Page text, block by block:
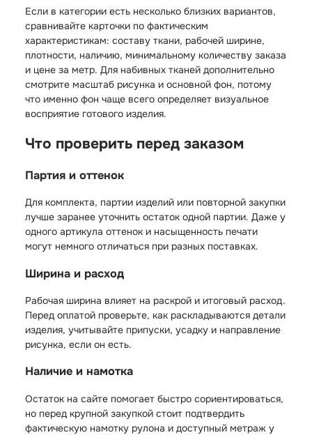
Если в категории есть несколько близких вариантов,
сравнивайте карточки по фактическим
характеристикам: составу ткани, рабочей ширине,
плотности, наличию, минимальному количеству заказа
и цене за метр. Для набивных тканей дополнительно
смотрите масштаб рисунка и основной фон, потому
что именно фон чаще всего определяет визуальное
восприятие готового изделия.
Что проверить перед заказом
Партия и оттенок
Для комплекта, партии изделий или повторной закупки
лучше заранее уточнить остаток одной партии. Даже у
одного артикула оттенок и насыщенность печати
могут немного отличаться при разных поставках.
Ширина и расход
Рабочая ширина влияет на раскрой и итоговый расход.
Перед оплатой проверьте, как раскладываются детали
изделия, учитывайте припуски, усадку и направление
рисунка, если он есть.
Наличие и намотка
Остаток на сайте помогает быстро сориентироваться,
но перед крупной закупкой стоит подтвердить
фактическую намотку рулона и доступный метраж у